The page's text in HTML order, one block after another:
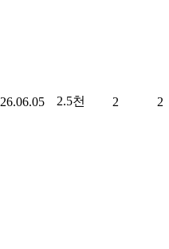
26.06.05 2.5천 2 2